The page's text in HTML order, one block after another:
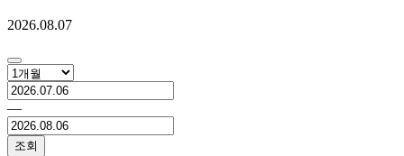
2026.08.07
―
조회